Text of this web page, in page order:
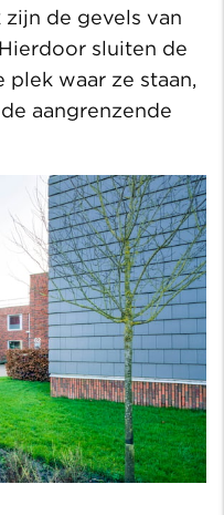
de gevels van
sluiten de
waar ze staan,
aangrenzende